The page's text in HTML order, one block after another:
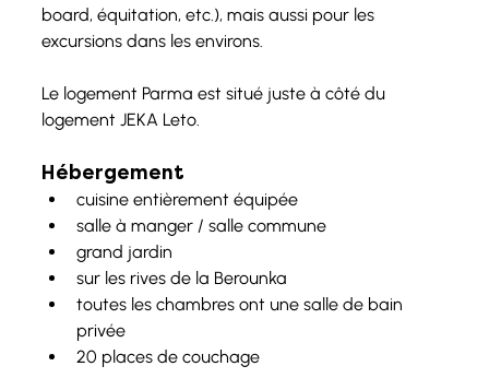
board, équitation, etc.), mais aussi pour les
excursions dans les environs.
Le logement Parma est situé juste à côté du
logement JEKA Leto.
Hébergement
cuisine entièrement équipée
salle à manger / salle commune
grand jardin
sur les rives de la Berounka
toutes les chambres ont une salle de bain
privée
20 places de couchage